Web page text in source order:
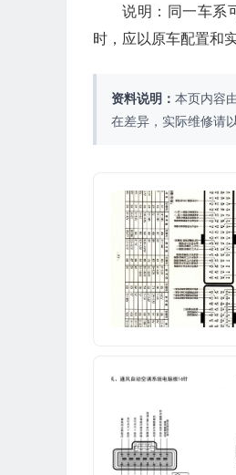
说明：同一车系
时，应以原车配置和
资料说明： 本页内容
在差异，实际维修请